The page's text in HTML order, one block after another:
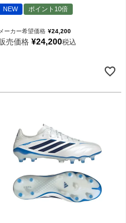
NEW ポイント10倍
ーカー希望価格 ¥24,200
売価格 ¥24,200税込